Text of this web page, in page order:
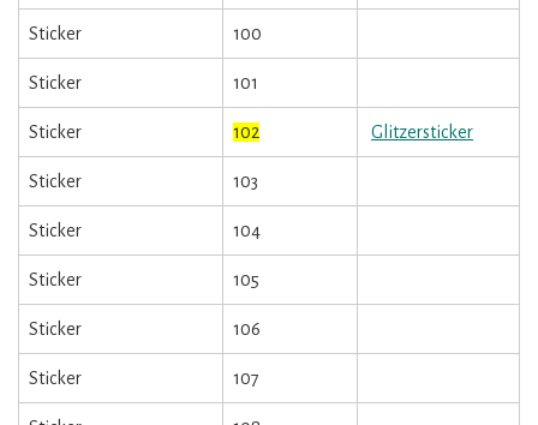
Sticker 100
Sticker 101
Sticker 102 Glitzersticker
Sticker 103
Sticker 104
Sticker 105
Sticker 106
Sticker 107